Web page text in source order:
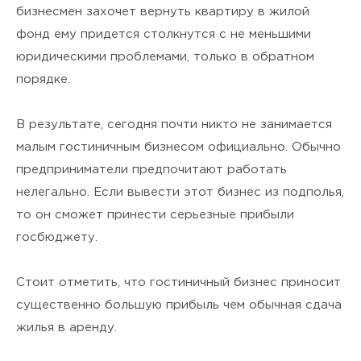
бизнесмен захочет вернуть квартиру в жилой
фонд ему придется столкнутся с не меньшими
юридическими проблемами, только в обратном
порядке.
В результате, сегодня почти никто не занимается
малым гостиничным бизнесом официально. Обычно
предприниматели предпочитают работать
нелегально. Если вывести этот бизнес из подполья,
то он сможет принести серьезные прибыли
госбюджету.
Стоит отметить, что гостиничный бизнес приносит
существенно большую прибыль чем обычная сдача
жилья в аренду.